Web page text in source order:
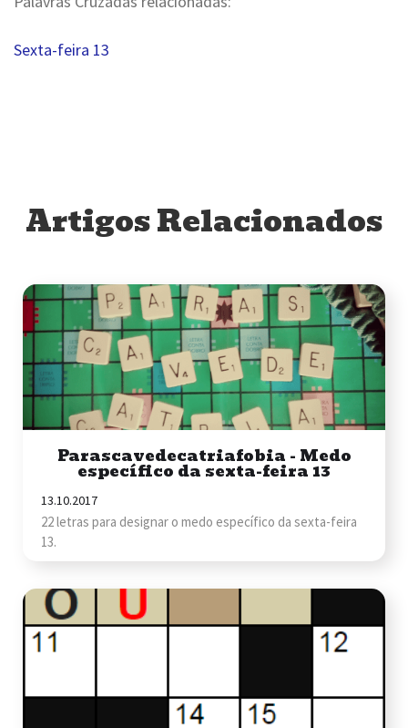
Sexta-feira 13
Artigos Relacionados
Parascavedecatriafobia - Medo
específico da sexta-feira 13
13.10.2017
22 letras para designar o medo específico da sexta-feira
13.